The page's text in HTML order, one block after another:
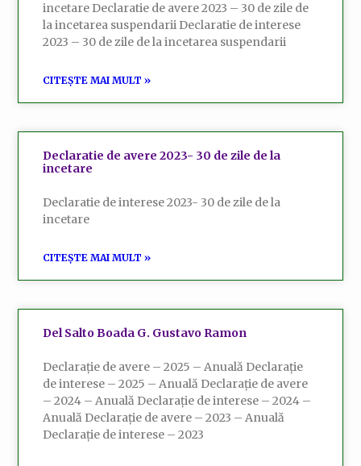
incetare Declaratie de avere 2023 – 30 de zile de
la incetarea suspendarii Declaratie de interese
2023 – 30 de zile de la incetarea suspendarii
CITEȘTE MAI MULT »
Declaratie de avere 2023- 30 de zile de la
incetare
Declaratie de interese 2023- 30 de zile de la
incetare
CITEȘTE MAI MULT »
Del Salto Boada G. Gustavo Ramon
Declarație de avere – 2025 – Anuală Declarație
de interese – 2025 – Anuală Declarație de avere
– 2024 – Anuală Declarație de interese – 2024 –
Anuală Declarație de avere – 2023 – Anuală
Declarație de interese – 2023